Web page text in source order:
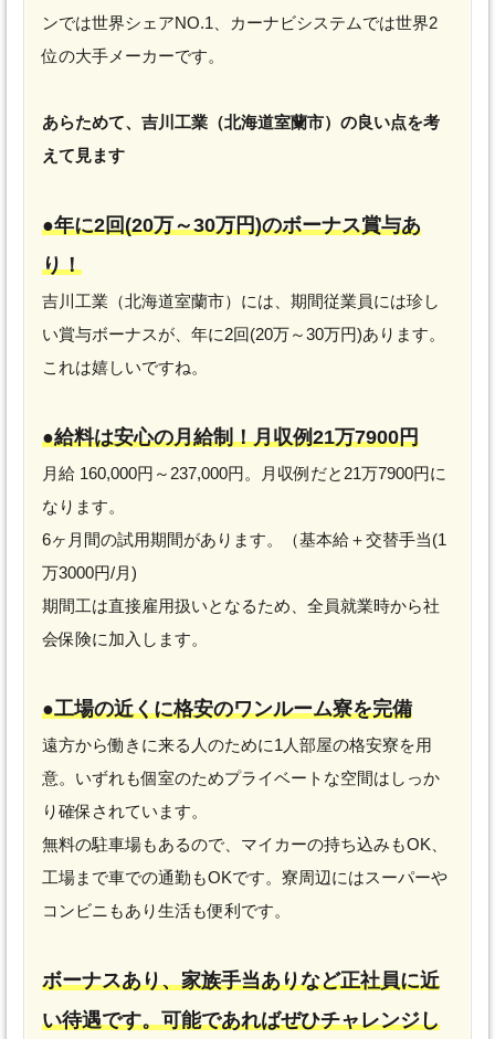
ンでは世界シェアNO.1、カーナビシステムでは世界2
位の大手メーカーです。
あらためて、吉川工業（北海道室蘭市）の良い点を考
えて見ます
●年に2回(20万～30万円)のボーナス賞与あ
り！
吉川工業（北海道室蘭市）には、期間従業員には珍し
い賞与ボーナスが、年に2回(20万～30万円)あります。
これは嬉しいですね。
●給料は安心の月給制！月収例21万7900円
月給 160,000円～237,000円。月収例だと21万7900円に
なります。
6ヶ月間の試用期間があります。（基本給＋交替手当(1
万3000円/月)
期間工は直接雇用扱いとなるため、全員就業時から社
会保険に加入します。
●工場の近くに格安のワンルーム寮を完備
遠方から働きに来る人のために1人部屋の格安寮を用
意。いずれも個室のためプライベートな空間はしっか
り確保されています。
無料の駐車場もあるので、マイカーの持ち込みもOK、
工場まで車での通勤もOKです。寮周辺にはスーパーや
コンビニもあり生活も便利です。
ボーナスあり、家族手当ありなど正社員に近
い待遇です。可能であればぜひチャレンジし